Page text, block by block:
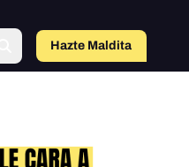
Hazte Maldita